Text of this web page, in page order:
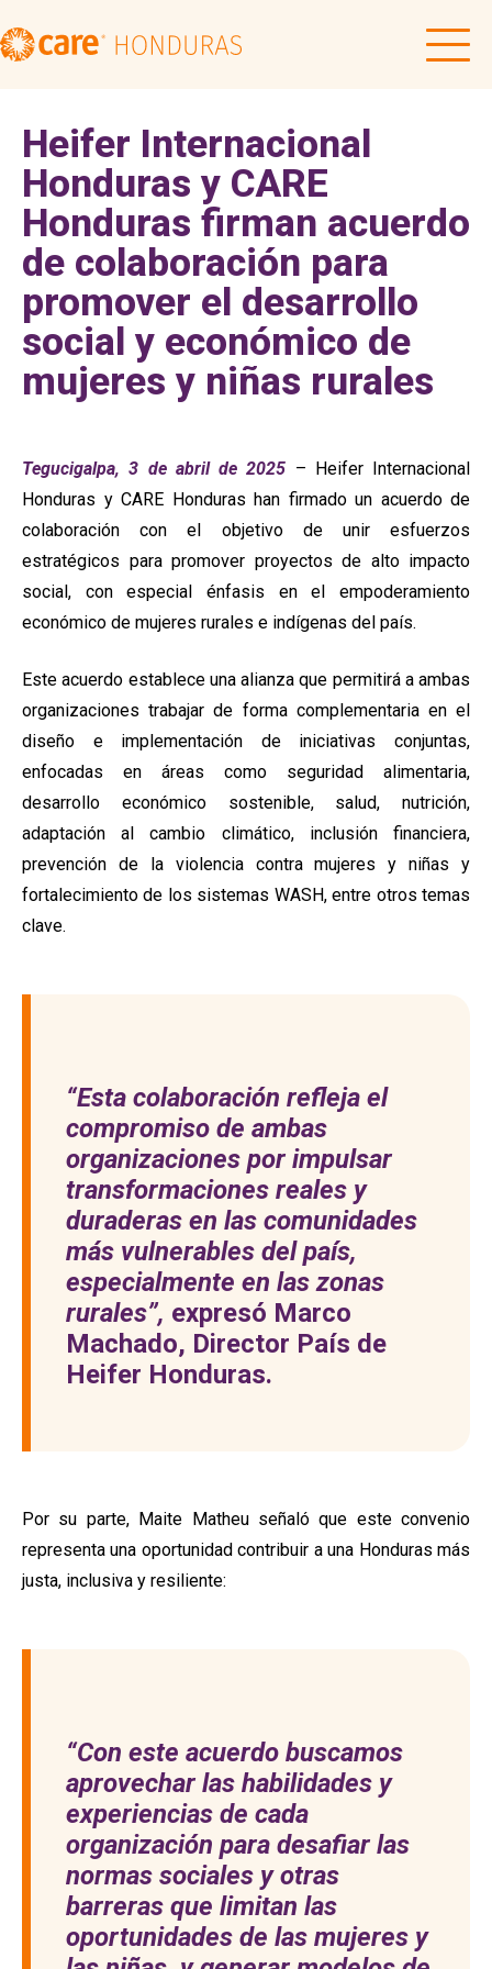
Heifer Internacional
Honduras y CARE
Honduras firman acuerdo
de colaboración para
promover el desarrollo
social y económico de
mujeres y niñas rurales
Tegucigalpa, 3 de abril de 2025 – Heifer Internacional
Honduras y CARE Honduras han firmado un acuerdo de
colaboración con el objetivo de unir esfuerzos
estratégicos para promover proyectos de alto impacto
social, con especial énfasis en el empoderamiento
económico de mujeres rurales e indígenas del país.
Este acuerdo establece una alianza que permitirá a ambas
organizaciones trabajar de forma complementaria en el
diseño e implementación de iniciativas conjuntas,
enfocadas en áreas como seguridad alimentaria,
desarrollo económico sostenible, salud, nutrición,
adaptación al cambio climático, inclusión financiera,
prevención de la violencia contra mujeres y niñas y
fortalecimiento de los sistemas WASH, entre otros temas
clave.
“Esta colaboración refleja el
compromiso de ambas
organizaciones por impulsar
transformaciones reales y
duraderas en las comunidades
más vulnerables del país,
especialmente en las zonas
rurales”, expresó Marco
Machado, Director País de
Heifer Honduras.
Por su parte, Maite Matheu señaló que este convenio
representa una oportunidad contribuir a una Honduras más
justa, inclusiva y resiliente:
“Con este acuerdo buscamos
aprovechar las habilidades y
experiencias de cada
organización para desafiar las
normas sociales y otras
barreras que limitan las
oportunidades de las mujeres y